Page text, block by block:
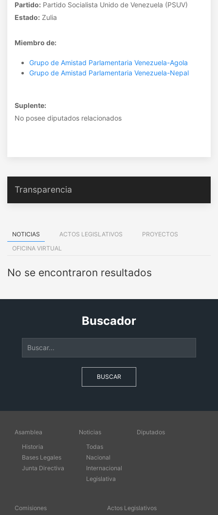
Partido: Partido Socialista Unido de Venezuela (PSUV)
Estado: Zulia
Miembro de:
Grupo de Amistad Parlamentaria Venezuela-Agola
Grupo de Amistad Parlamentaria Venezuela-Nepal
Suplente:
No posee diputados relacionados
Transparencia
NOTICIAS ACTOS LEGISLATIVOS
PROYECTOS
OFICINA VIRTUAL
No se encontraron resultados
Buscador
BUSCAR
Asamblea
Historia
Bases Legales
Junta Directiva
Noticias
Todas
Nacional
Internacional
Legislativa
Diputados
Comisiones
Actos Legislativos